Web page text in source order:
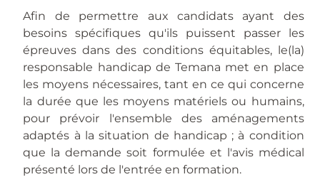
Afin de permettre aux candidats ayant des
besoins spécifiques qu'ils puissent passer les
épreuves dans des conditions équitables, le(la)
responsable handicap de Temana met en place
les moyens nécessaires, tant en ce qui concerne
la durée que les moyens matériels ou humains,
pour prévoir l'ensemble des aménagements
adaptés à la situation de handicap ; à condition
que la demande soit formulée et l'avis médical
présenté lors de l'entrée en formation.